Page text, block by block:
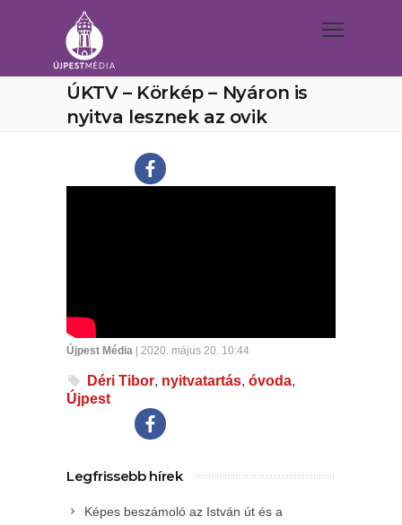
ÚKTV – Körkép – Nyáron is
nyitva lesznek az ovik
Újpest Média | 2020. május 20. 10:44
Déri Tibor, nyitvatartás, óvoda,
Újpest
Legfrissebb hírek
Képes beszámoló az István út és a